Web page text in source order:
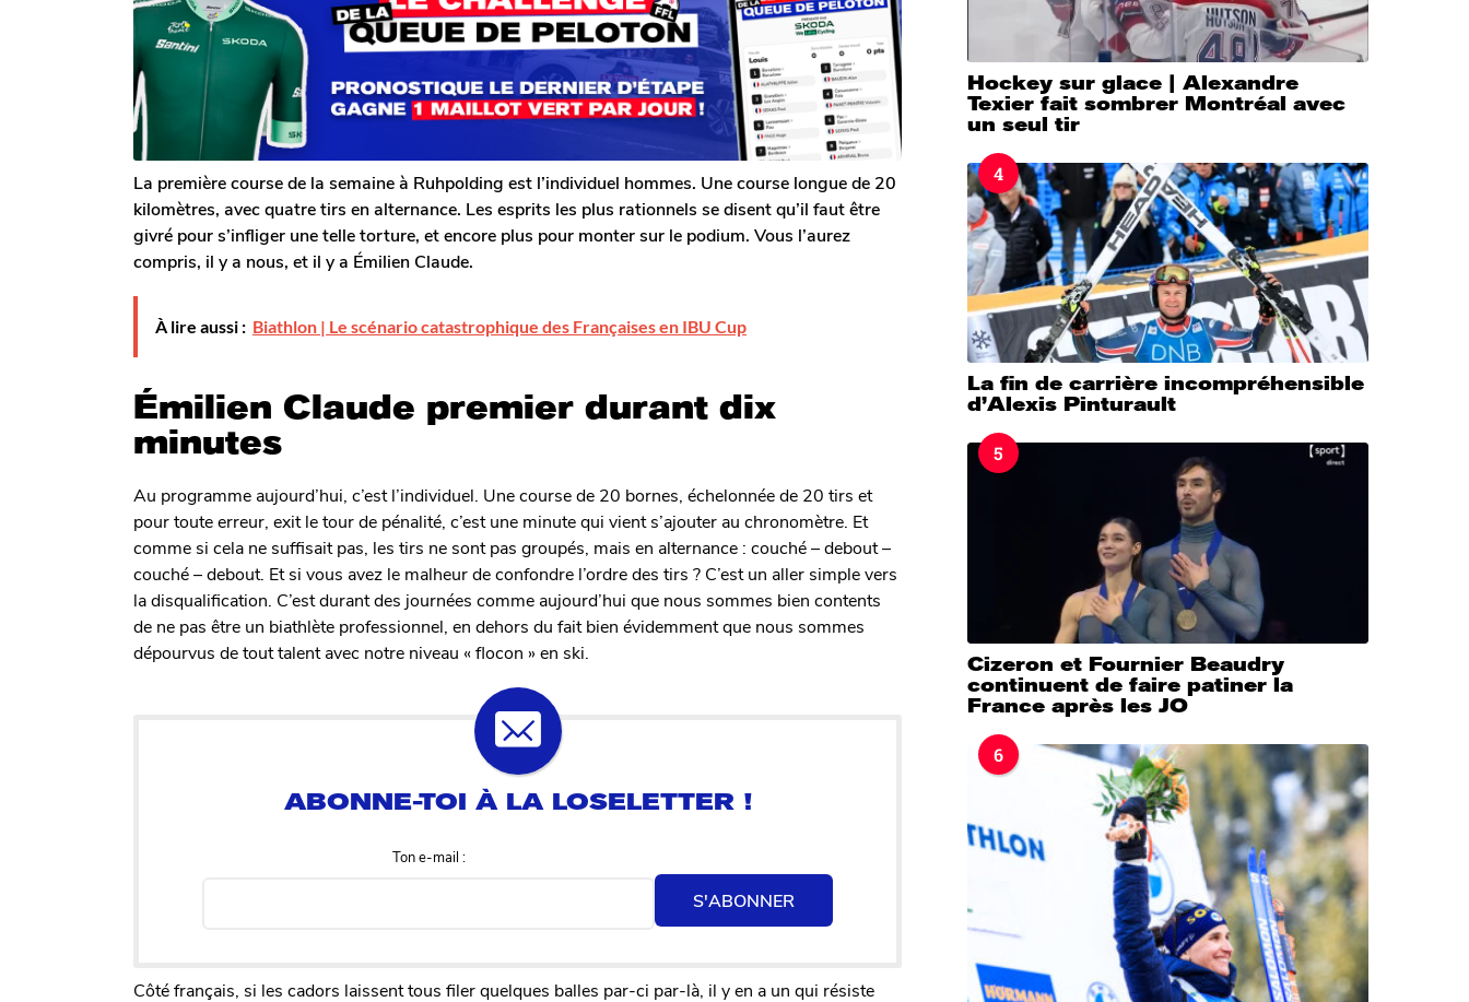
n
s
a
g
o
o
m
G
a
l
e
r
o
n
a
o
La première course de la semaine à Ruhpolding est l’individuel hommes. Une course longue de 20
kilomètres, avec quatre tirs en alternance. Les esprits les plus rationnels se disent qu’il faut être
givré pour s’infliger une telle torture, et encore plus pour monter sur le podium. Vous l’aurez
compris, il y a nous, et il y a Émilien Claude.
À lire aussi : Biathlon | Le scénario catastrophique des Françaises en IBU Cup
Émilien Claude premier durant dix
minutes
Au programme aujourd’hui, c’est l’individuel. Une course de 20 bornes, échelonnée de 20 tirs et
pour toute erreur, exit le tour de pénalité, c’est une minute qui vient s’ajouter au chronomètre. Et
comme si cela ne suffisait pas, les tirs ne sont pas groupés, mais en alternance : couché – debout –
couché – debout. Et si vous avez le malheur de confondre l’ordre des tirs ? C’est un aller simple vers
la disqualification. C’est durant des journées comme aujourd’hui que nous sommes bien contents
de ne pas être un biathlète professionnel, en dehors du fait bien évidemment que nous sommes
dépourvus de tout talent avec notre niveau « flocon » en ski.
Ton e-mail :
S'ABONNER
Côté français, si les cadors laissent tous filer quelques balles par-ci par-là, il y en a un qui résiste
Hockey sur glace | Alexandre
Texier fait sombrer Montréal avec
un seul tir
4
La fin de carrière incompréhensible
d’Alexis Pinturault
5
Cizeron et Fournier Beaudry
continuent de faire patiner la
France après les JO
6